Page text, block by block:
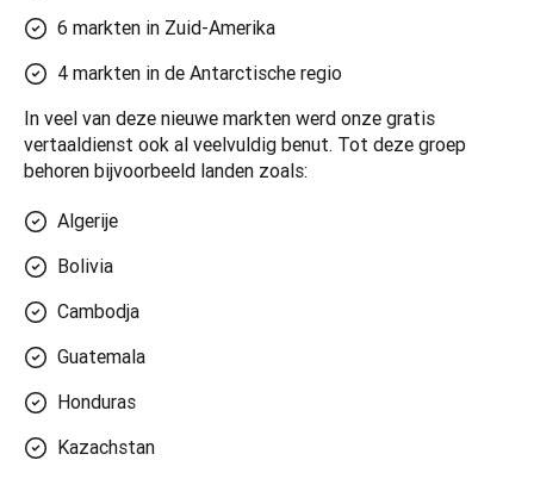
6 markten in Zuid-Amerika
4 markten in de Antarctische regio
In veel van deze nieuwe markten werd onze gratis
vertaaldienst ook al veelvuldig benut. Tot deze groep
behoren bijvoorbeeld landen zoals:
Algerije
Bolivia
Cambodja
Guatemala
Honduras
Kazachstan